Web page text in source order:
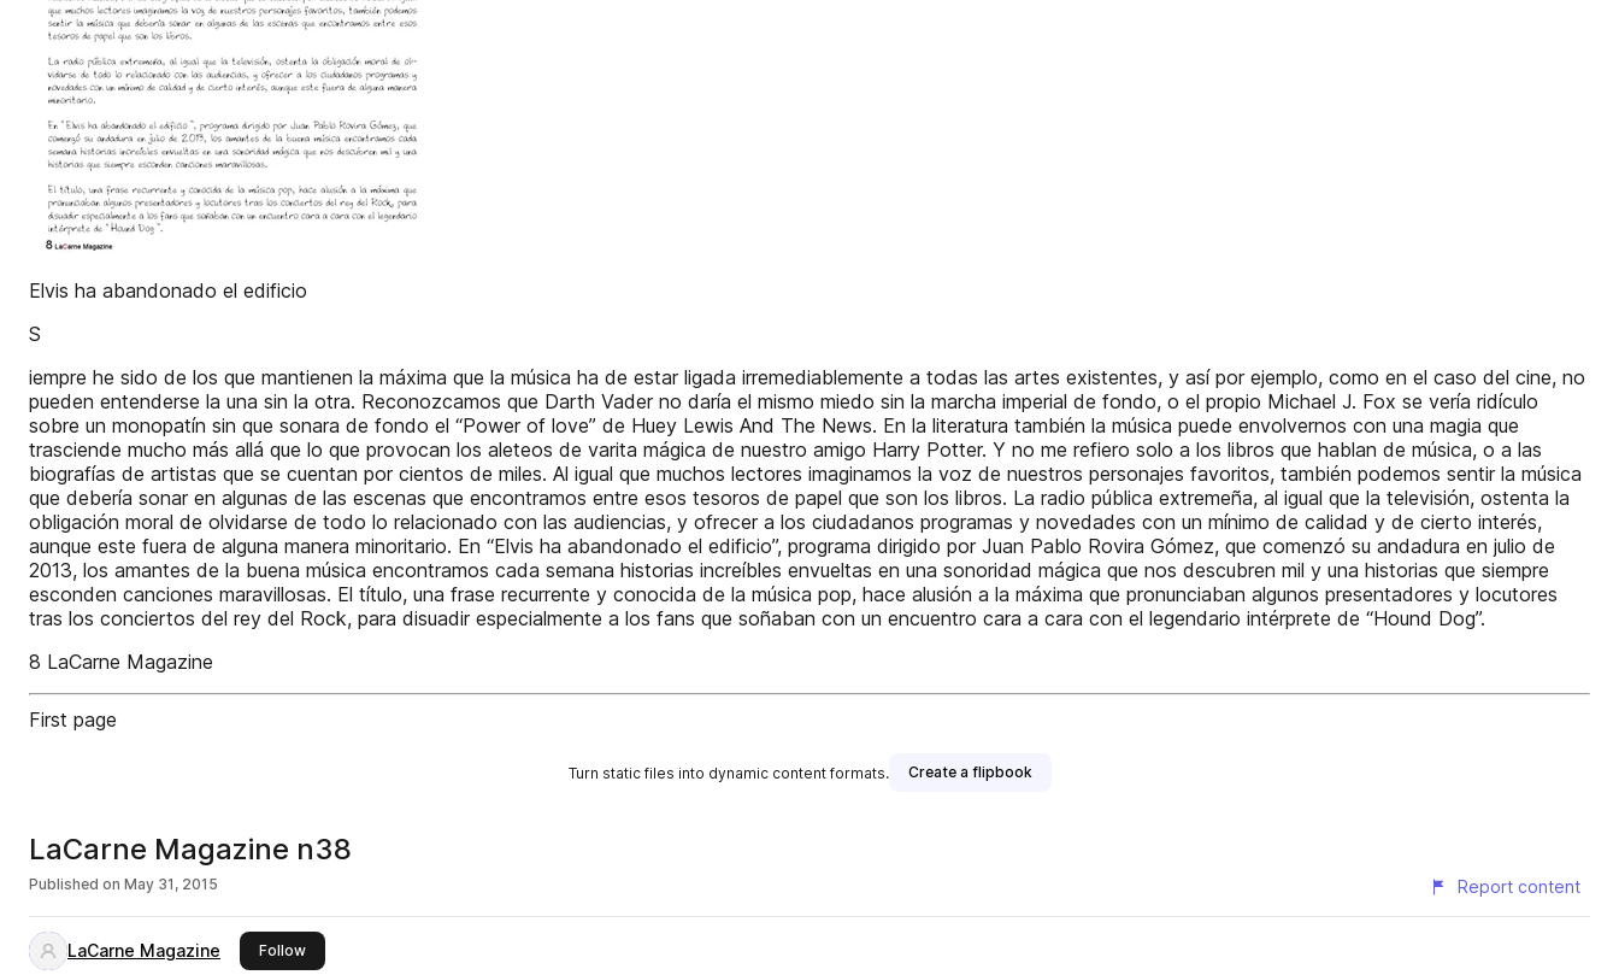
Elvis ha abandonado el edificio
S
iempre he sido de los que mantienen la máxima que la música ha de estar ligada irremediablemente a todas las artes existentes, y así por ejemplo, como en el caso del cine, no
pueden entenderse la una sin la otra. Reconozcamos que Darth Vader no daría el mismo miedo sin la marcha imperial de fondo, o el propio Michael J. Fox se vería ridículo
sobre un monopatín sin que sonara de fondo el “Power of love” de Huey Lewis And The News. En la literatura también la música puede envolvernos con una magia que
trasciende mucho más allá que lo que provocan los aleteos de varita mágica de nuestro amigo Harry Potter. Y no me refiero solo a los libros que hablan de música, o a las
biografías de artistas que se cuentan por cientos de miles. Al igual que muchos lectores imaginamos la voz de nuestros personajes favoritos, también podemos sentir la música
que debería sonar en algunas de las escenas que encontramos entre esos tesoros de papel que son los libros. La radio pública extremeña, al igual que la televisión, ostenta la
obligación moral de olvidarse de todo lo relacionado con las audiencias, y ofrecer a los ciudadanos programas y novedades con un mínimo de calidad y de cierto interés,
aunque este fuera de alguna manera minoritario. En “Elvis ha abandonado el edificio”, programa dirigido por Juan Pablo Rovira Gómez, que comenzó su andadura en julio de
2013, los amantes de la buena música encontramos cada semana historias increíbles envueltas en una sonoridad mágica que nos descubren mil y una historias que siempre
esconden canciones maravillosas. El título, una frase recurrente y conocida de la música pop, hace alusión a la máxima que pronunciaban algunos presentadores y locutores
tras los conciertos del rey del Rock, para disuadir especialmente a los fans que soñaban con un encuentro cara a cara con el legendario intérprete de “Hound Dog”.
8 LaCarne Magazine
First page
Turn static files into dynamic content formats. Create a flipbook
LaCarne Magazine n38
Published on May 31, 2015 Report content
LaCarne Magazine Followthis publisher